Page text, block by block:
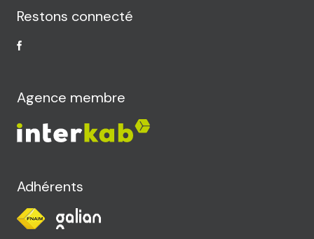
Restons connecté
Agence membre
Adhérents